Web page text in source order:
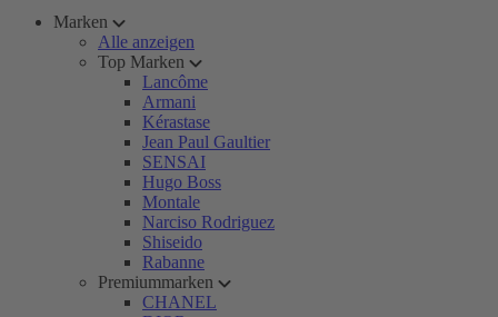
Marken
Alle anzeigen
Top Marken
Lancôme
Armani
Kérastase
Jean Paul Gaultier
SENSAI
Hugo Boss
Montale
Narciso Rodriguez
Shiseido
Rabanne
Premiummarken
CHANEL